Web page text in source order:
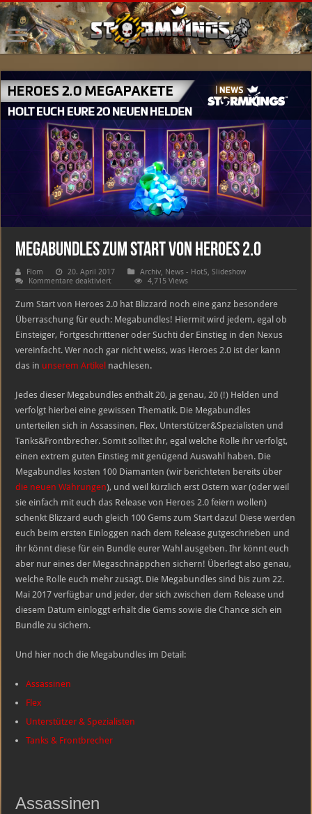
Megabundles zum Start von Heroes 2.0
Flom 20. April 2017 Archiv, News - HotS,Slideshow
Kommentare deaktiviertfür
Megabundles
zum
Start
von
Heroes
2.0
4,715 Views
Zum Start von Heroes 2.0 hat Blizzard noch eine ganz besondere
Überraschung für euch: Megabundles! Hiermit wird jedem, egal ob
Einsteiger, Fortgeschrittener oder Suchti der Einstieg in den Nexus
vereinfacht. Wer noch gar nicht weiss, was Heroes 2.0 ist der kann
das in unserem Artikel nachlesen.
Jedes dieser Megabundles enthält 20, ja genau, 20 (!) Helden und
verfolgt hierbei eine gewissen Thematik. Die Megabundles
unterteilen sich in Assassinen, Flex, Unterstützer&Spezialisten und
Tanks&Frontbrecher. Somit solltet ihr, egal welche Rolle ihr verfolgt,
einen extrem guten Einstieg mit genügend Auswahl haben. Die
Megabundles kosten 100 Diamanten (wir berichteten bereits über
die neuen Währungen), und weil kürzlich erst Ostern war (oder weil
sie einfach mit euch das Release von Heroes 2.0 feiern wollen)
schenkt Blizzard euch gleich 100 Gems zum Start dazu! Diese werden
euch beim ersten Einloggen nach dem Release gutgeschrieben und
ihr könnt diese für ein Bundle eurer Wahl ausgeben. Ihr könnt euch
aber nur eines der Megaschnäppchen sichern! Überlegt also genau,
welche Rolle euch mehr zusagt. Die Megabundles sind bis zum 22.
Mai 2017 verfügbar und jeder, der sich zwischen dem Release und
diesem Datum einloggt erhält die Gems sowie die Chance sich ein
Bundle zu sichern.
Und hier noch die Megabundles im Detail:
Assassinen
Flex
Unterstützer & Spezialisten
Tanks & Frontbrecher
Assassinen